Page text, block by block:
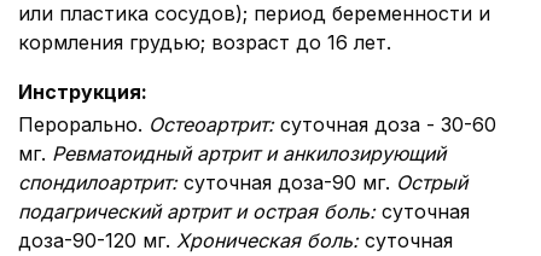
или пластика сосудов); период беременности и
кормления грудью; возраст до 16 лет.
Инструкция:
Перорально. Остеоартрит: суточная доза - 30-60
мг. Ревматоидный артрит и анкилозирующий
спондилоартрит: суточная доза-90 мг. Острый
подагрический артрит и острая боль: суточная
доза-90-120 мг. Хроническая боль: суточная